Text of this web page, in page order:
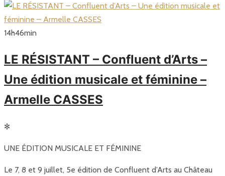
14h46min
LE RÉSISTANT – Confluent d’Arts –
Une édition musicale et féminine –
Armelle CASSES
✻
UNE ÉDITION MUSICALE ET FÉMININE
Le 7, 8 et 9 juillet, 5e édition de Confluent d’Arts au Château